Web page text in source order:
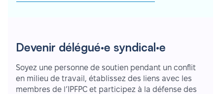
Devenir délégué·e syndical·e
Soyez une personne de soutien pendant un conflit
en milieu de travail, établissez des liens avec les
membres de l’IPFPC et participez à la défense des